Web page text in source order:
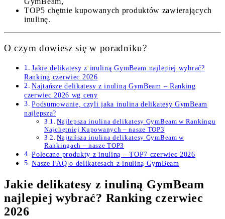
TOP5 chętnie kupowanych produktów zawierających
inulinę.
O czym dowiesz się w poradniku?
Jakie delikatesy z inuliną GymBeam najlepiej wybrać?
Ranking czerwiec 2026
Najtańsze delikatesy z inuliną GymBeam – Ranking
czerwiec 2026 wg ceny
Podsumowanie, czyli jaka inulina delikatesy GymBeam
najlepsza?
Najlepsza inulina delikatesy GymBeam w Rankingu
Najchętniej Kupowanych – nasze TOP3
Najtańsza inulina delikatesy GymBeam w
Rankingach – nasze TOP3
Polecane produkty z inuliną – TOP7 czerwiec 2026
Nasze FAQ o delikatesach z inuliną GymBeam
Jakie delikatesy z inuliną GymBeam
najlepiej wybrać? Ranking czerwiec
2026